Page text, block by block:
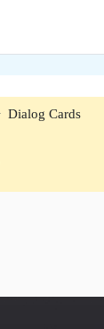
Dialog Cards